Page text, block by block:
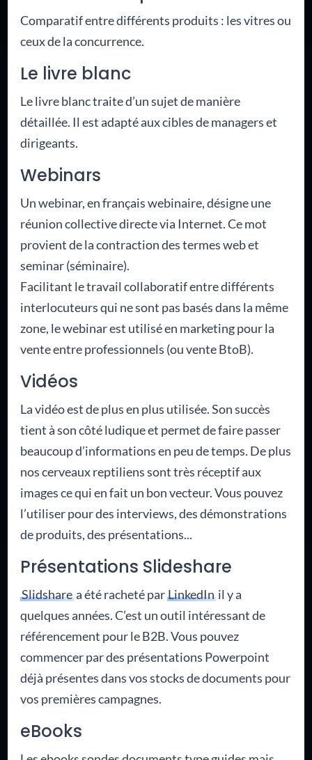
Comparatif entre différents produits : les vitres ou
ceux de la concurrence.
Le livre blanc
Le livre blanc traite d’un sujet de manière
détaillée. Il est adapté aux cibles de managers et
dirigeants.
Webinars
Un webinar, en français webinaire, désigne une
réunion collective directe via Internet. Ce mot
provient de la contraction des termes web et
seminar (séminaire).
Facilitant le travail collaboratif entre différents
interlocuteurs qui ne sont pas basés dans la même
zone, le webinar est utilisé en marketing pour la
vente entre professionnels (ou vente BtoB).
Vidéos
La vidéo est de plus en plus utilisée. Son succès
tient à son côté ludique et permet de faire passer
beaucoup d’informations en peu de temps. De plus
nos cerveaux reptiliens sont très réceptif aux
images ce qui en fait un bon vecteur. Vous pouvez
l’utiliser pour des interviews, des démonstrations
de produits, des présentations...
Présentations Slideshare
Slidsharea été racheté parLinkedInil y a
quelques années. C’est un outil intéressant de
référencement pour le B2B. Vous pouvez
commencer par des présentations Powerpoint
déjà présentes dans vos stocks de documents pour
vos premières campagnes.
eBooks